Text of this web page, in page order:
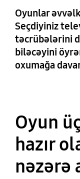
Oyunlar
Seçdiyiniz
təcrübələrini
biləcəyini
oxumağa
Oyun
hazır
nəzərə